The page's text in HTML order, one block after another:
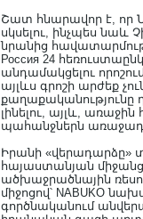
Շատ հնարավոր է, որ
սկսելու, ինչպես նաև
նրանից
Россия 24
անդամակցելու
այլևս գրոշի արժեք
քաղաքականությունը
լինելու, այլև,
պահանջներն
Իրանի «վերադարձը»
հայաստանյան
ածխաջրածնային
միջոցով՝ NABUKO
գործնականում